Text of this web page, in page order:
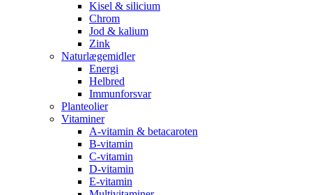
Kisel & silicium
Chrom
Jod & kalium
Zink
Naturlægemidler
Energi
Helbred
Immunforsvar
Planteolier
Vitaminer
A-vitamin & betacaroten
B-vitamin
C-vitamin
D-vitamin
E-vitamin